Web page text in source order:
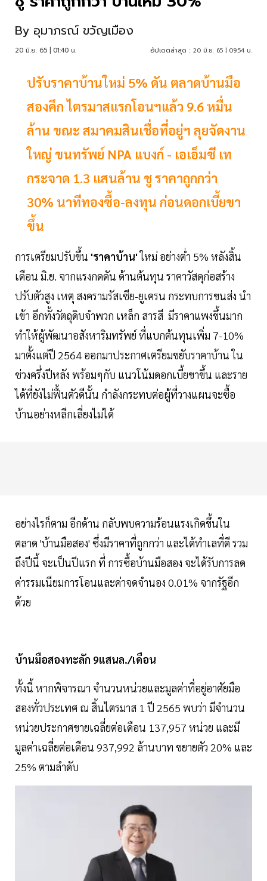
By อุมาภรณ์ ขวัญเมือง
20 มิ.ย. 65 | 01:40 น. อัปเดตล่าสุด : 20 มิ.ย. 65 | 09:54 น.
ปรับราคาบ้านใหม่ 5% ดัน ตลาดบ้านมือ
สองคึก ไตรมาสแรกโอนฯแล้ว 9.6 หมื่น
ล้าน ขณะ สมาคมสินเชื่อที่อยู่ฯ ลุยจัดงาน
ใหญ่ ขนทรัพย์ NPA แบงก์ - เอเอ็มซี เท
กระจาด 1.3 แสนล้าน ชู ราคาถูกกว่า
30% นาทีทองซื้อ-ลงทุน ก่อนดอกเบี้ยขา
ขึ้น
การเตรียมปรับขึ้น 'ราคาบ้าน'ใหม่ อย่างต่ำ 5% หลังสิ้น
เดือน มิ.ย. จากแรงกดดัน ด้านต้นทุน ราคาวัสดุก่อสร้าง
ปรับตัวสูง เหตุ สงครามรัสเซีย-ยูเครน กระทบการขนส่ง นำ
เข้า อีกทั้งวัตถุดิบจำพวก เหล็ก สารสี มีราคาแพงขึ้นมาก
ทำให้ผู้พัฒนาอสังหาริมทรัพย์ ที่แบกต้นทุนเพิ่ม 7-10%
มาตั้งแต่ปี 2564 ออกมาประกาศเตรียมขยับราคาบ้าน ใน
ช่วงครึ่งปีหลัง พร้อมๆกับ แนวโน้มดอกเบี้ยขาขึ้น และราย
ได้ที่ยังไม่ฟื้นตัวดีนั้น กำลังกระทบต่อผู้ที่วางแผนจะซื้อ
บ้านอย่างหลีกเลี่ยงไม่ได้
อย่างไรก็ตาม อีกด้าน กลับพบความร้อนแรงเกิดขึ้นใน
ตลาด 'บ้านมือสอง' ซึ่งมีราคาที่ถูกกว่า และได้ทำเลที่ดี รวม
ถึงปีนี้ จะเป็นปีแรก ที่ การซื้อบ้านมือสอง จะได้รับการลด
ค่ารรมเนียมการโอนและค่าจดจำนอง 0.01% จากรัฐอีก
ด้วย
บ้านมือสองทะลัก 9แสนล./เดือน
ทั้งนี้ หากพิจารณา จำนวนหน่วยและมูลค่าที่อยู่อาศัยมือ
สองทั่วประเทศ ณ สิ้นไตรมาส 1 ปี 2565 พบว่า มีจำนวน
หน่วยประกาศขายเฉลี่ยต่อเดือน 137,957 หน่วย และมี
มูลค่าเฉลี่ยต่อเดือน 937,992 ล้านบาท ขยายตัว 20% และ
25% ตามลำดับ